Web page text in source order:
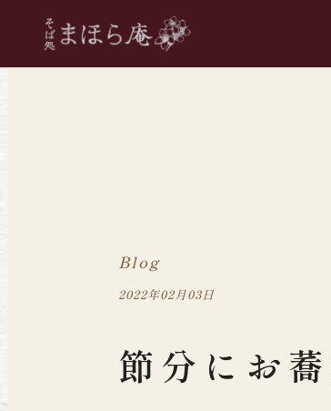
Blog
2022年02月03日
節分にお